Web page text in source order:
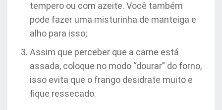
tempero ou com azeite. Você também
pode fazer uma misturinha de manteiga e
alho para isso;
Assim que perceber que a carne está
assada, coloque no modo “dourar” do forno,
isso evita que o frango desidrate muito e
fique ressecado.